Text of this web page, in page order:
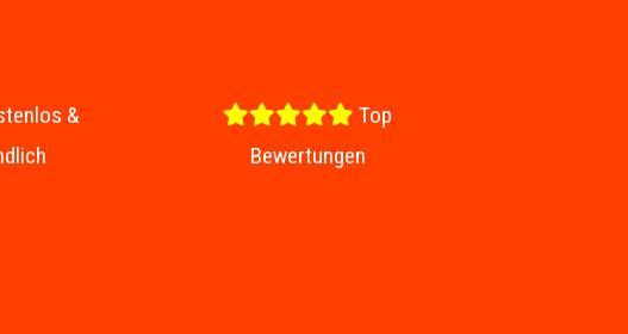
&
Top
Bewertungen